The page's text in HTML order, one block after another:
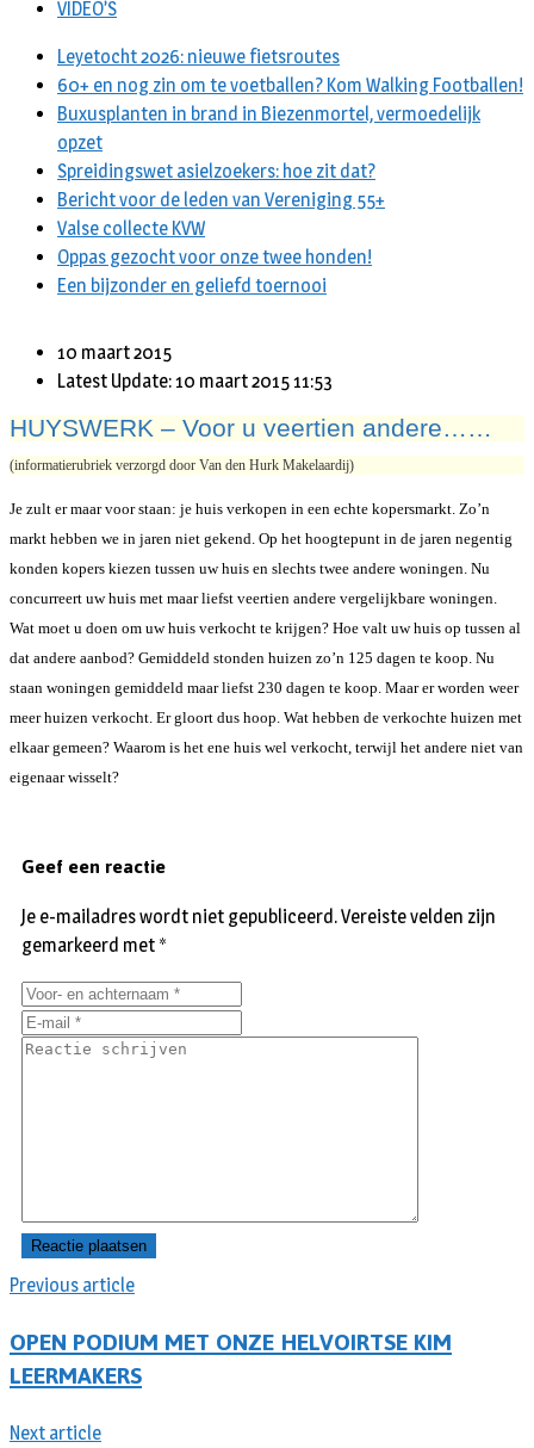
VIDEO’S
Leyetocht 2026: nieuwe fietsroutes
60+ en nog zin om te voetballen? Kom Walking Footballen!
Buxusplanten in brand in Biezenmortel, vermoedelijk
opzet
Spreidingswet asielzoekers: hoe zit dat?
Bericht voor de leden van Vereniging 55+
Valse collecte KVW
Oppas gezocht voor onze twee honden!
Een bijzonder en geliefd toernooi
10 maart 2015
Latest Update: 10 maart 2015 11:53
HUYSWERK – Voor u veertien andere……
(informatierubriek verzorgd door Van den Hurk Makelaardij)
Je zult er maar voor staan: je huis verkopen in een echte kopersmarkt. Zo’n
markt hebben we in jaren niet gekend. Op het hoogtepunt in de jaren negentig
konden kopers kiezen tussen uw huis en slechts twee andere woningen. Nu
concurreert uw huis met maar liefst veertien andere vergelijkbare woningen.
Wat moet u doen om uw huis verkocht te krijgen? Hoe valt uw huis op tussen al
dat andere aanbod? Gemiddeld stonden huizen zo’n 125 dagen te koop. Nu
staan woningen gemiddeld maar liefst 230 dagen te koop. Maar er worden weer
meer huizen verkocht. Er gloort dus hoop. Wat hebben de verkochte huizen met
elkaar gemeen? Waarom is het ene huis wel verkocht, terwijl het andere niet van
eigenaar wisselt?
Previous article
OPEN PODIUM MET ONZE HELVOIRTSE KIM
LEERMAKERS
Next article
Geef een reactie
Je e-mailadres wordt niet gepubliceerd.Vereiste velden zijn
gemarkeerd met *